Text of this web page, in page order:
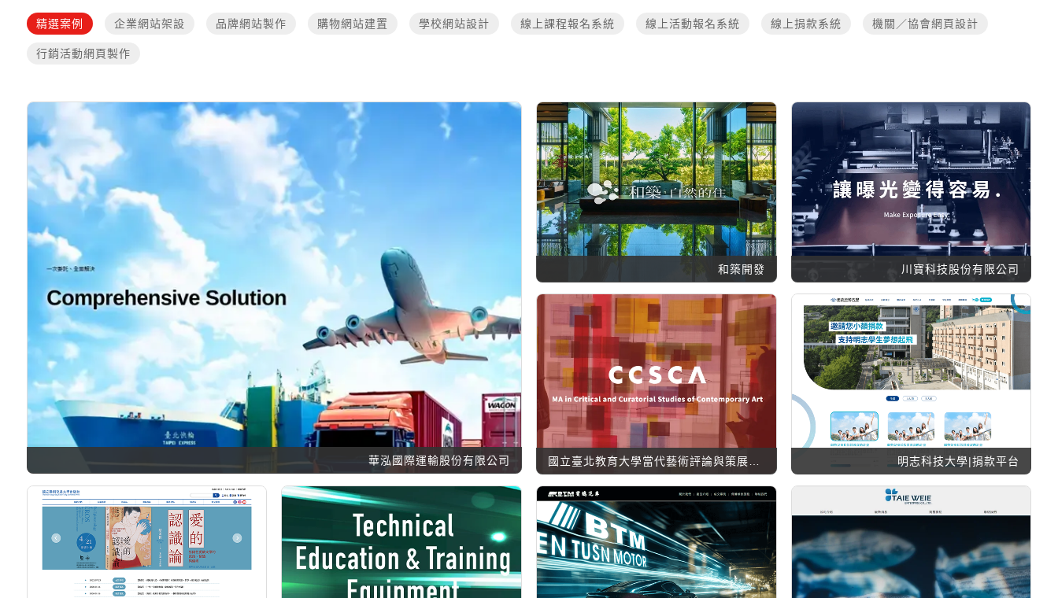
精選案例 企業網站架設 品牌網站製作 購物網站建置 學校網站設計 線上課程報名系統 線上活動報名系統 線上捐款系統 機關／協會網頁設計
行銷活動網頁製作
華泓國際運輸股份有限公司
和築開發 川寶科技股份有限公司
國立臺北教育大學當代藝術評論與策展研究學程 明志科技大學|捐款平台